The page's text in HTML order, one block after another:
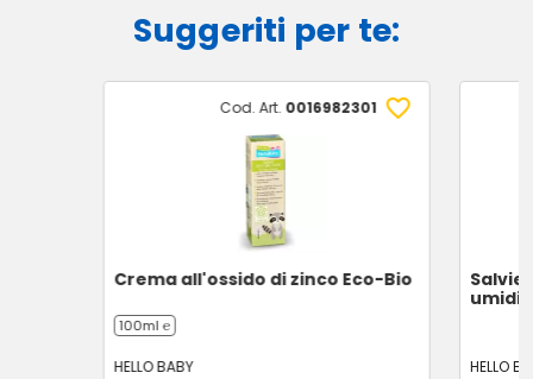
Suggeriti per te:
Cod. Art. 0016982301
Crema all'ossido di zinco Eco-Bio
100ml ℮
HELLO BABY
HELLO